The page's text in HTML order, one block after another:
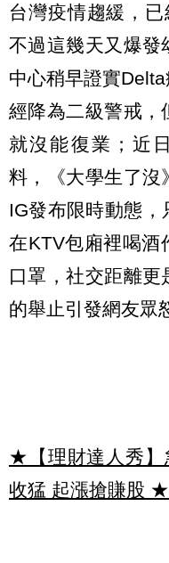
台灣疫情趨緩，
不過這幾天又爆發
中心稍早證實
經降為二級警戒，
就沒能復業；近
料，《大學生了沒
IG發布限時動態
在KTV包廂裡喝酒
口罩，社交距離
的舉止引發網友眾
★【理財達人秀】
收猛 起漲搶賺股 ★